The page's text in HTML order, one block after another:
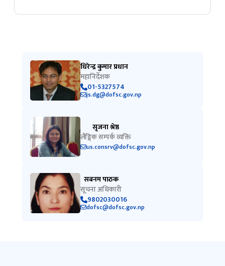
धिरेन्द्र कुमार प्रधान
महानिर्देशक
01-5327574
js.dg@dofsc.gov.np
सृजना श्रेष्ठ
लैंङ्गिक सम्पर्क व्यक्ति
us.consrv@dofsc.gov.np
सबनम पाठक
सूचना अधिकारी
9802030016
dofsc@dofsc.gov.np